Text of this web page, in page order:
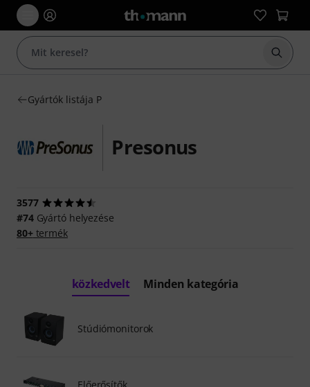
Gyártók listája P
Presonus
3577
#74Gyártó helyezése
80+termék
közkedvelt Minden kategória
Stúdiómonitorok